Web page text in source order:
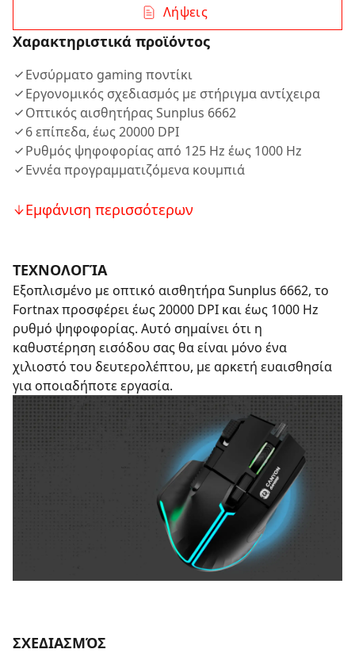
Λήψεις
Χαρακτηριστικά προϊόντος
Ενσύρματο gaming ποντίκι
Εργονομικός σχεδιασμός με στήριγμα αντίχειρα
Οπτικός αισθητήρας Sunplus 6662
6 επίπεδα, έως 20000 DPI
Ρυθμός ψηφοφορίας από 125 Hz έως 1000 Hz
Εννέα προγραμματιζόμενα κουμπιά
Εμφάνιση περισσότερων
ΤΕΧΝΟΛΟΓΊΑ
Εξοπλισμένο με οπτικό αισθητήρα Sunplus 6662, το
Fortnax προσφέρει έως 20000 DPI και έως 1000 Hz
ρυθμό ψηφοφορίας. Αυτό σημαίνει ότι η
καθυστέρηση εισόδου σας θα είναι μόνο ένα
χιλιοστό του δευτερολέπτου, με αρκετή ευαισθησία
για οποιαδήποτε εργασία.
ΣΧΕΔΙΑΣΜΌΣ